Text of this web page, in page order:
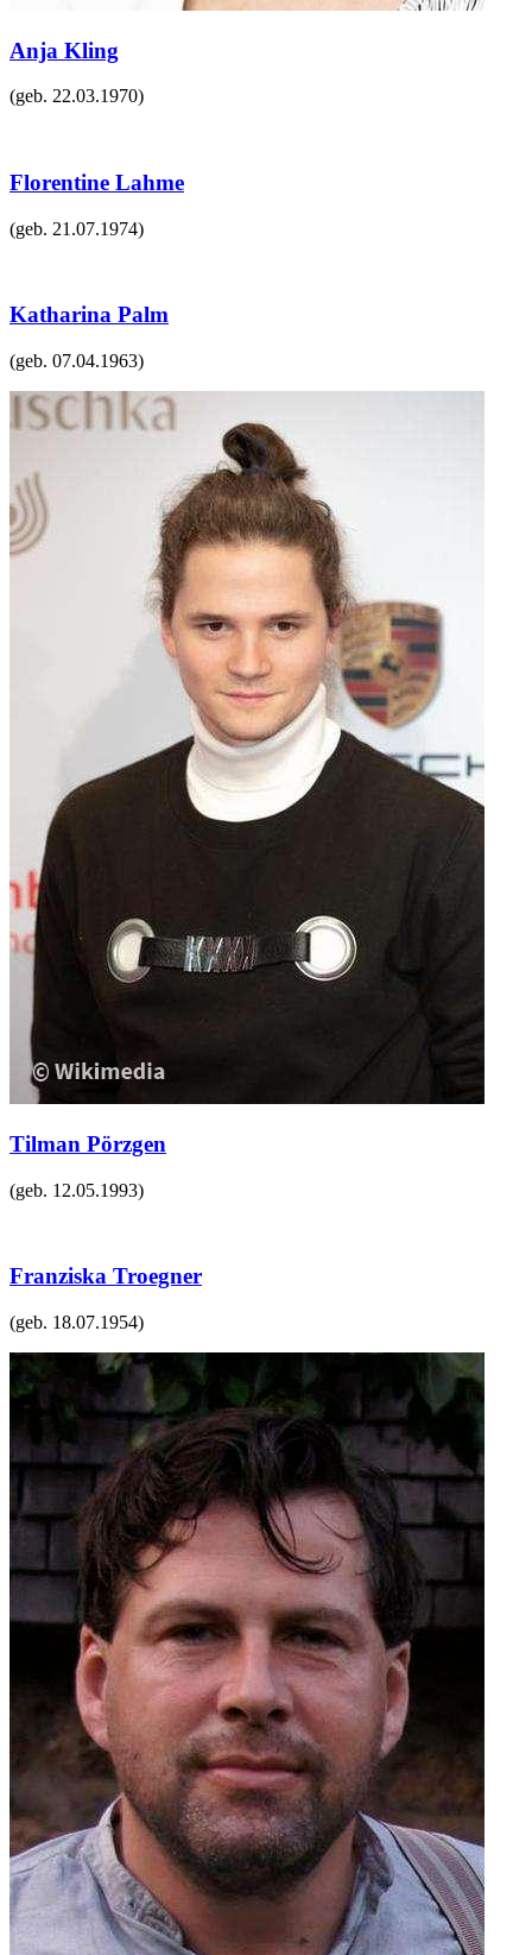
Anja Kling
(geb. 22.03.1970)
Florentine Lahme
(geb. 21.07.1974)
Katharina Palm
(geb. 07.04.1963)
Tilman Pörzgen
(geb. 12.05.1993)
Franziska Troegner
(geb. 18.07.1954)